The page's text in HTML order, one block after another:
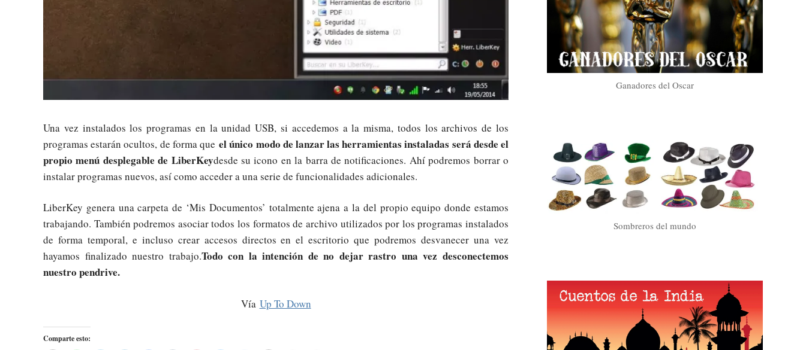
Una vez instalados los programas en la unidad USB, si accedemos a la misma, todos los archivos de los
programas estarán ocultos, de forma queel único modo de lanzar las herramientas instaladas será desde el
propio menú desplegable de LiberKeydesde su icono en la barra de notificaciones. Ahí podremos borrar o
instalar programas nuevos, así como acceder a una serie de funcionalidades adicionales.
LiberKey genera una carpeta de ‘Mis Documentos’ totalmente ajena a la del propio equipo donde estamos
trabajando. También podremos asociar todos los formatos de archivo utilizados por los programas instalados
de forma temporal, e incluso crear accesos directos en el escritorio que podremos desvanecer una vez
hayamos finalizado nuestro trabajo.Todo con la intención de no dejar rastro una vez desconectemos
nuestro pendrive.
Vía Up To Down
Comparte esto:
Ganadores del Oscar
Sombreros del mundo